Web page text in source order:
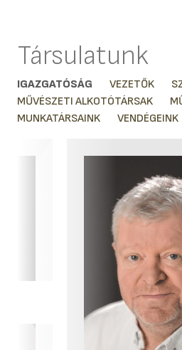
Társulatunk
IGAZGATÓSÁG VEZETŐK
MŰVÉSZETI ALKOTÓTÁRSAK
MUNKATÁRSAINK
VENDÉGEINK